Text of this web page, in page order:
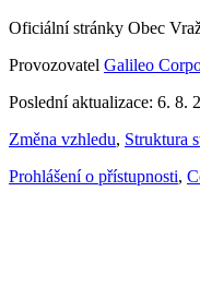
Oficiální stránky Obec
Provozovatel Galileo
Poslední aktualizace: 6. 8.
Změna vzhledu, Struktura
Prohlášení o přístupnosti,